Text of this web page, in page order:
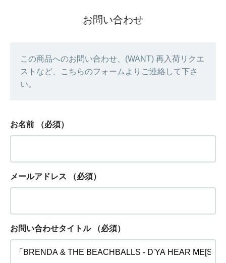
お問い合わせ
この商品へのお問い合わせ、(WANT) 再入荷リクエ
ストなど、こちらのフォームよりご連絡して下さ
い。
お名前 （必須）
メールアドレス （必須）
お問い合わせタイトル （必須）